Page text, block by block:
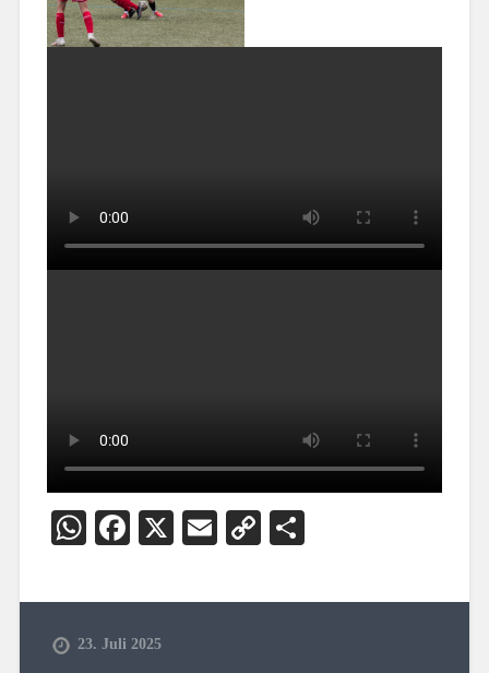
WhatsApp
Facebook
X Email
CopyTeilen
23. Juli 2025